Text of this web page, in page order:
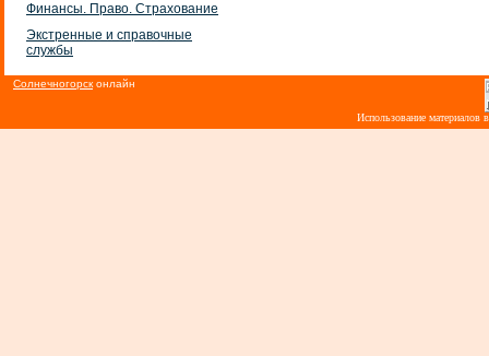
Финансы. Право. Страхование
Экстренные и справочные
службы
Солнечногорск онлайн
Использование материалов